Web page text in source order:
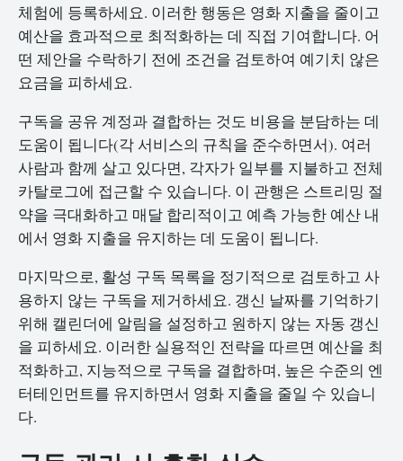
체험에 등록하세요. 이러한 행동은 영화 지출을 줄이고
예산을 효과적으로 최적화하는 데 직접 기여합니다. 어
떤 제안을 수락하기 전에 조건을 검토하여 예기치 않은
요금을 피하세요.
구독을 공유 계정과 결합하는 것도 비용을 분담하는 데
도움이 됩니다(각 서비스의 규칙을 준수하면서). 여러
사람과 함께 살고 있다면, 각자가 일부를 지불하고 전체
카탈로그에 접근할 수 있습니다. 이 관행은 스트리밍 절
약을 극대화하고 매달 합리적이고 예측 가능한 예산 내
에서 영화 지출을 유지하는 데 도움이 됩니다.
마지막으로, 활성 구독 목록을 정기적으로 검토하고 사
용하지 않는 구독을 제거하세요. 갱신 날짜를 기억하기
위해 캘린더에 알림을 설정하고 원하지 않는 자동 갱신
을 피하세요. 이러한 실용적인 전략을 따르면 예산을 최
적화하고, 지능적으로 구독을 결합하며, 높은 수준의 엔
터테인먼트를 유지하면서 영화 지출을 줄일 수 있습니
다.